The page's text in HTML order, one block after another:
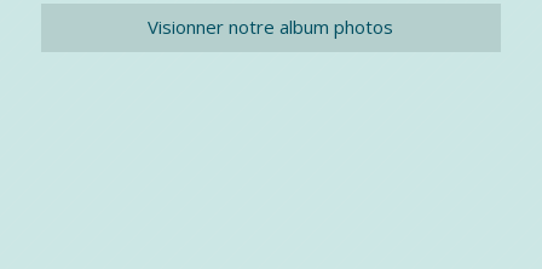
Visionner notre album photos